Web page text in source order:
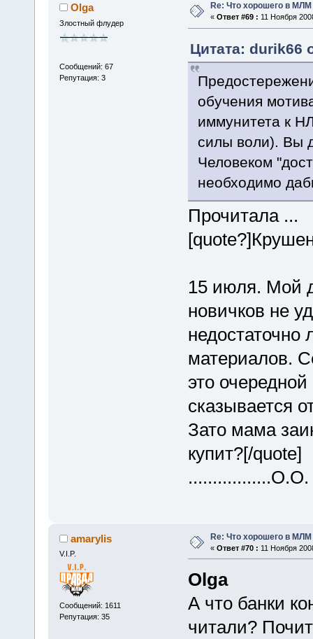
Olga
Злостный флудер
Сообщений: 67
Репутация: 3
Re: Что хорошего в МЛМ
« Ответ #69 : 11 Ноября
Цитата: durik66
обучения
иммунитета к
силы воли). Вы
Человеком
необходимо
Прочитала ...
15 июля. Мой
новичков не
материалов.
это
сказывается
Зато мама
купит?[/quote]
.................О.О.
amarylis
V.I.P.
Сообщений: 1611
Репутация: 35
Re: Что хорошего в МЛМ
« Ответ #70 : 11 Ноября
Olga
А что банки
читали?